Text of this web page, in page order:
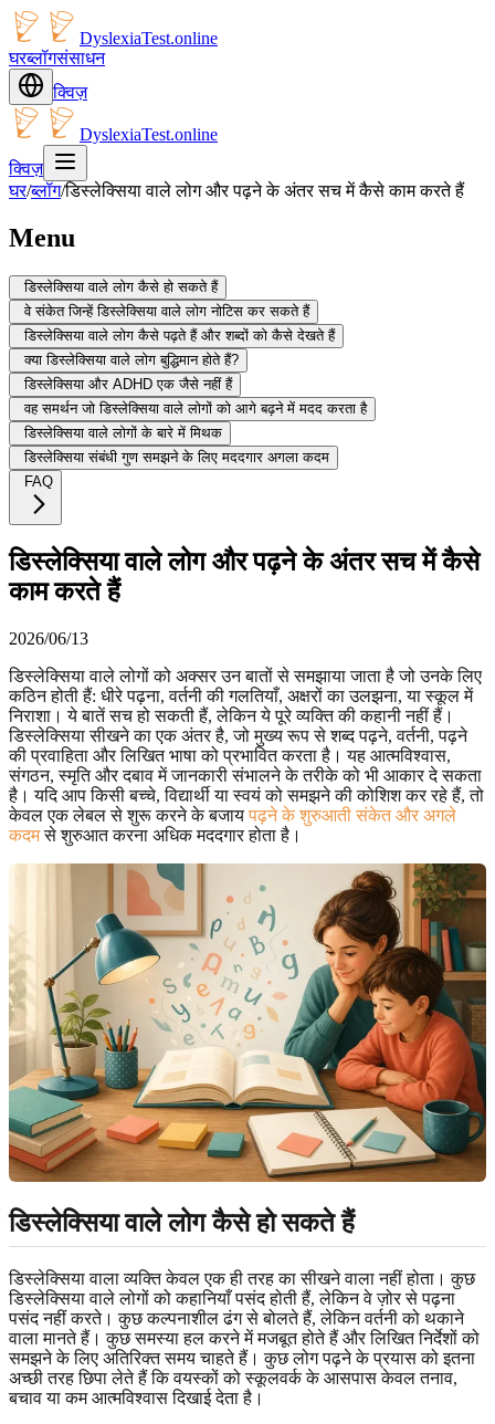
DyslexiaTest.online
घरब्लॉगसंसाधन
क्विज़
DyslexiaTest.online
क्विज़
घर/ब्लॉग/डिस्लेक्सिया वाले लोग और पढ़ने के अंतर सच में कैसे काम करते हैं
Menu
डिस्लेक्सिया वाले लोग कैसे हो सकते हैं
वे संकेत जिन्हें डिस्लेक्सिया वाले लोग नोटिस कर सकते हैं
डिस्लेक्सिया वाले लोग कैसे पढ़ते हैं और शब्दों को कैसे देखते हैं
क्या डिस्लेक्सिया वाले लोग बुद्धिमान होते हैं?
डिस्लेक्सिया और ADHD एक जैसे नहीं हैं
वह समर्थन जो डिस्लेक्सिया वाले लोगों को आगे बढ़ने में मदद करता है
डिस्लेक्सिया वाले लोगों के बारे में मिथक
डिस्लेक्सिया संबंधी गुण समझने के लिए मददगार अगला कदम
FAQ
डिस्लेक्सिया वाले लोग और पढ़ने के अंतर सच में कैसे
काम करते हैं
2026/06/13
डिस्लेक्सिया वाले लोगों को अक्सर उन बातों से समझाया जाता है जो उनके लिए
कठिन होती हैं: धीरे पढ़ना, वर्तनी की गलतियाँ, अक्षरों का उलझना, या स्कूल में
निराशा। ये बातें सच हो सकती हैं, लेकिन ये पूरे व्यक्ति की कहानी नहीं हैं।
डिस्लेक्सिया सीखने का एक अंतर है, जो मुख्य रूप से शब्द पढ़ने, वर्तनी, पढ़ने
की प्रवाहिता और लिखित भाषा को प्रभावित करता है। यह आत्मविश्वास,
संगठन, स्मृति और दबाव में जानकारी संभालने के तरीके को भी आकार दे सकता
है। यदि आप किसी बच्चे, विद्यार्थी या स्वयं को समझने की कोशिश कर रहे हैं, तो
केवल एक लेबल से शुरू करने के बजायपढ़ने के शुरुआती संकेत और अगले
कदमसे शुरुआत करना अधिक मददगार होता है।
डिस्लेक्सिया वाले लोग कैसे हो सकते हैं
डिस्लेक्सिया वाला व्यक्ति केवल एक ही तरह का सीखने वाला नहीं होता। कुछ
डिस्लेक्सिया वाले लोगों को कहानियाँ पसंद होती हैं, लेकिन वे ज़ोर से पढ़ना
पसंद नहीं करते। कुछ कल्पनाशील ढंग से बोलते हैं, लेकिन वर्तनी को थकाने
वाला मानते हैं। कुछ समस्या हल करने में मजबूत होते हैं और लिखित निर्देशों को
समझने के लिए अतिरिक्त समय चाहते हैं। कुछ लोग पढ़ने के प्रयास को इतना
अच्छी तरह छिपा लेते हैं कि वयस्कों को स्कूलवर्क के आसपास केवल तनाव,
बचाव या कम आत्मविश्वास दिखाई देता है।